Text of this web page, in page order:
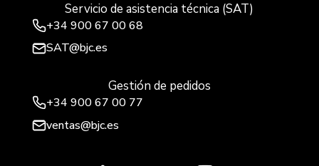
Servicio de asistencia técnica (SAT)
+34 900 67 00 68
SAT@bjc.es
Gestión de pedidos
+34 900 67 00 77
ventas@bjc.es